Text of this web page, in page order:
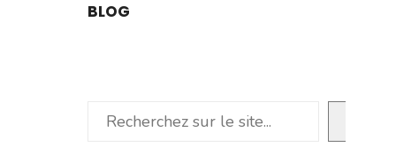
BLOG
Rechercher